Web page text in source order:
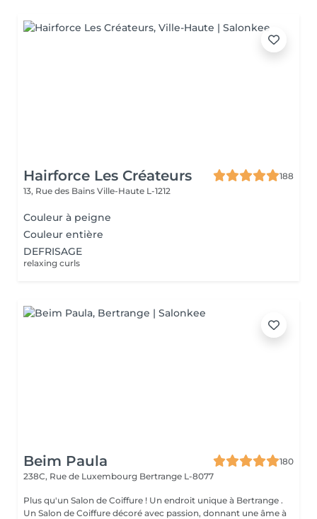
Hairforce Les Créateurs
188
13, Rue des Bains Ville-Haute L-1212
Couleur à peigne
Couleur entière
DEFRISAGE
relaxing curls
Beim Paula
180
238C, Rue de Luxembourg Bertrange L-8077
Plus qu'un Salon de Coiffure ! Un endroit unique à Bertrange .
Un Salon de Coiffure décoré avec passion, donnant une âme à